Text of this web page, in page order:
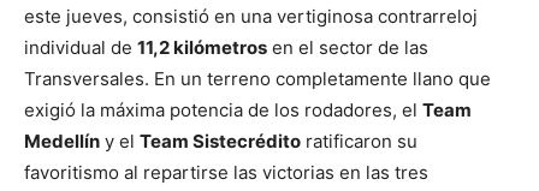
este jueves, consistió en una vertiginosa contrarreloj
individual de 11,2 kilómetros en el sector de las
Transversales. En un terreno completamente llano que
exigió la máxima potencia de los rodadores, el Team
Medellín y el Team Sistecrédito ratificaron su
favoritismo al repartirse las victorias en las tres